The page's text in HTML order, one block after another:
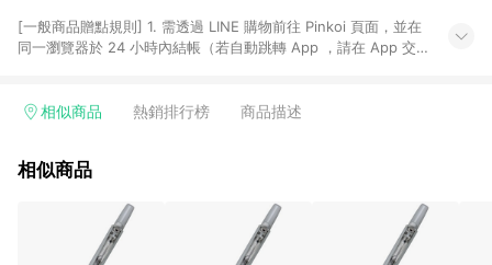
[一般商品贈點規則] 1. 需透過 LINE 購物前往 Pinkoi 頁面，並在
同一瀏覽器於 24 小時內結帳（若自動跳轉 App ，請在 App 交
回饋訂單不得享有 Pinkoi 站方優惠，例如首購優惠，P coins，
行為，不具贈點資格，部分退款不在此限。 6. APP 請更新至
貨後 45 天後發送。 8. 群眾募資商品，禮物卡，開館保證金，補
運費，攤位費等不具贈點資格。 9. LINE 購物站上之商品規格、
顏色、價位、贈品如與 Pinkoi 商品資訊頁及購物車不符，以
相似商品 熱銷排行榜 商品描述
相似商品